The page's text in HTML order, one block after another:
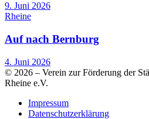
9. Juni 2026
Rheine
Auf nach Bernburg
4. Juni 2026
© 2026 – Verein zur Förderung der
Rheine e.V.
Impressum
Datenschutzerklärung